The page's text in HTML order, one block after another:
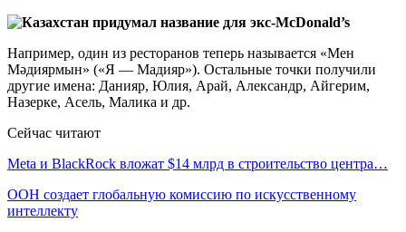
Например, один из ресторанов теперь называется «Мен
Мәдиярмын» («Я — Мадияр»). Остальные точки получили
другие имена: Данияр, Юлия, Арай, Александр, Айгерим,
Назерке, Асель, Малика и др.
Сейчас читают
Meta и BlackRock вложат $14 млрд в строительство центра…
ООН создает глобальную комиссию по искусственному
интеллекту